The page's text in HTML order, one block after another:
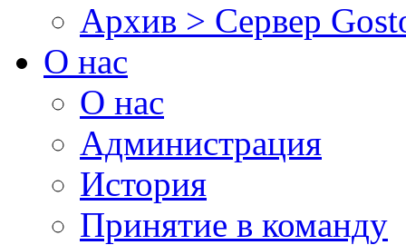
Архив > Сервер
О нас
О нас
Администрация
История
Принятие в команду